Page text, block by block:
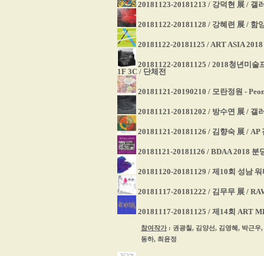
20181123-20181213 / 강덕현 展 / 갤
20181122-20181128 / 강혜련 展 / 함
20181122-20181125 / ART ASIA
20181122-20181125 / 2018청년미술
1F 3C / 단체전
20181121-20190210 / 모란정원 -
20181121-20181202 / 방수연 展 / 갤
20181121-20181126 / 김향숙 展 / AP
20181121-20181126 / BDAA 2018
20181120-20181129 / 제10회 성남
20181117-20181222 / 김무무 展 /
20181117-20181125 / 제14회 ART
참여작가 : 권광칠, 김양선, 김영혜, 박근
동하, 최윤정